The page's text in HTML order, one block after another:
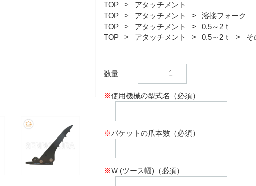
TOP
アタッチメント
TOP
アタッチメント
溶接フォーク
TOP
アタッチメント
0.5～2ｔ
TOP
アタッチメント 0.5～2ｔ そ
数量
※使用機械の型式名（必須）
※バケットの爪本数（必須）
※W (ツース幅)（必須）